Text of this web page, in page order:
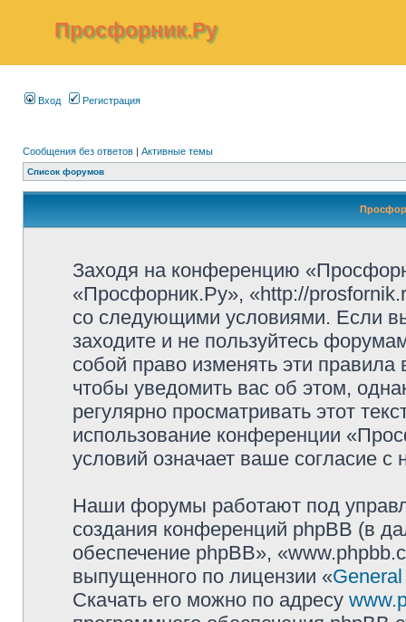
Просфорник.Ру
Вход Регистрация
Сообщения без ответов | Активные темы
Список форумов
Заходя на конференцию
«Просфорник.Ру», «http://
со следующими условиями. Если
заходите и не пользуйтесь
собой право изменять эти
чтобы уведомить вас об этом,
регулярно просматривать этот
использование конференции
условий означает ваше согласие с
Наши форумы работают под
создания конференций phpBB (в
обеспечение phpBB»,
выпущенного по лицензии «
Скачать его можно по адресу